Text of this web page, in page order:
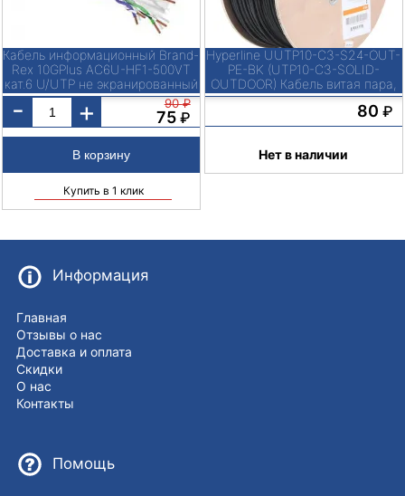
Кабель информационный Brand-
Rex 10GPlus AC6U-HF1-500VT
кат.6 U/UTP не экранированный
LSZH внутренний
- + 90₽
75 ₽
Купить в 1 клик
Hyperline UUTP10-C3-S24-OUT-
PE-BK (UTP10-C3-SOLID-
OUTDOOR) Кабель витая пара,
неэкранированная U/UTP,
категория 3, 10 пар (24 AWG),
одножильный (solid), внешний,
80 ₽
Нет в наличии
Информация
Главная
Отзывы о нас
Доставка и оплата
Скидки
О нас
Контакты
Помощь